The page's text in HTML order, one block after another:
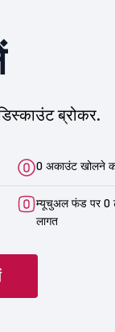
ब्रोकर.
0 अकाउंट खोलने
म्यूचुअल फंड पर 0
लागत